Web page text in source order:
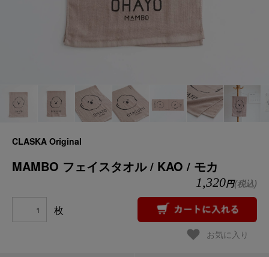
CLASKA Original
MAMBO フェイスタオル / KAO / モカ
1,320円(税込)
枚
お気に入り